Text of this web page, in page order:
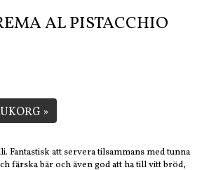
AL PISTACCHIO
»
Fantastisk att servera tilsammans med tunna
färska bär och även god att ha till vitt bröd,